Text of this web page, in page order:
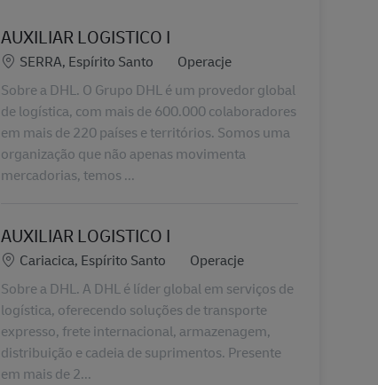
AUXILIAR LOGISTICO I
Lokalizacja
SERRA, Espírito Santo Kategoria
Operacje
Sobre a DHL. O Grupo DHL é um provedor global
de logística, com mais de 600.000 colaboradores
em mais de 220 países e territórios. Somos uma
organização que não apenas movimenta
mercadorias, temos ...
AUXILIAR LOGISTICO I
Lokalizacja
Cariacica, Espírito Santo Kategoria
Operacje
Sobre a DHL. A DHL é líder global em serviços de
logística, oferecendo soluções de transporte
expresso, frete internacional, armazenagem,
distribuição e cadeia de suprimentos. Presente
em mais de 2...